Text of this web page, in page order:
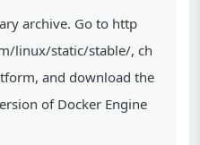
archive. Go to http
linux/static/stable/, ch
and download the
of Docker Engine